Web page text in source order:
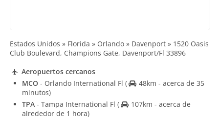
Estados Unidos » Florida » Orlando » Davenport » 1520 Oasis
Club Boulevard, Champions Gate, Davenport/Fl 33896
Aeropuertos cercanos
MCO - Orlando International Fl (
48km - acerca de 35
minutos)
TPA - Tampa International Fl (
107km - acerca de
alrededor de 1 hora)